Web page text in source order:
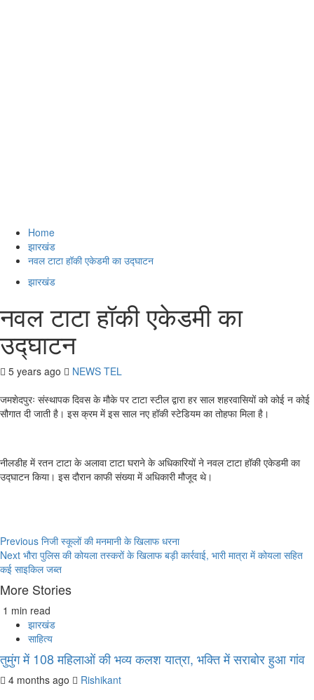
Home
झारखंड
नवल टाटा हॉकी एकेडमी का उद्घाटन
झारखंड
नवल टाटा हॉकी एकेडमी का
उद्घाटन
5 years ago
NEWS TEL
जमशेदपुरः संस्थापक दिवस के मौके पर टाटा स्टील द्वारा हर साल शहरवासियों को कोई न कोई
सौगात दी जाती है। इस क्रम में इस साल नए हॉकी स्टेडियम का तोहफा मिला है।
नीलडीह में रतन टाटा के अलावा टाटा घराने के अधिकारियों ने नवल टाटा हॉकी एकेडमी का
उद्घाटन किया। इस दौरान काफी संख्या में अधिकारी मौजूद थे।
Continue
Reading
Previous निजी स्कूलों की मनमानी के खिलाफ धरना
Next भौरा पुलिस की कोयला तस्करों के खिलाफ बड़ी कार्रवाई, भारी मात्रा में कोयला सहित
कई साइकिल जब्त
More Stories
1 min read
झारखंड
साहित्य
तुमुंग में 108 महिलाओं की भव्य कलश यात्रा, भक्ति में सराबोर हुआ गांव
4 months ago
Rishikant